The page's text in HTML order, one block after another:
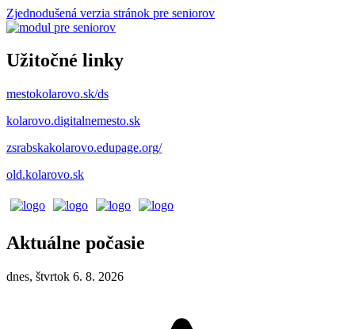
Zjednodušená verzia stránok pre seniorov
Užitočné linky
mestokolarovo.sk/ds
kolarovo.digitalnemesto.sk
zsrabskakolarovo.edupage.org/
old.kolarovo.sk
Aktuálne počasie
dnes, štvrtok 6. 8. 2026